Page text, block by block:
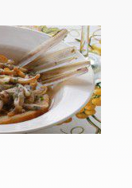
longhe
a
la
capuzzina